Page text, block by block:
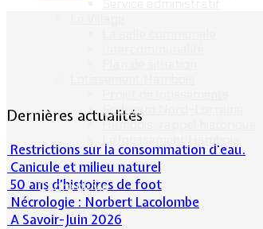
Sodevam Nord-Lorraine
Hambois, rappel historique
Cadre de vie
Dernières actualités
Restrictions sur la consommation d'eau.
Canicule et milieu naturel
50 ans d’histoires de foot
Nécrologie : Norbert Lacolombe
A Savoir-Juin 2026